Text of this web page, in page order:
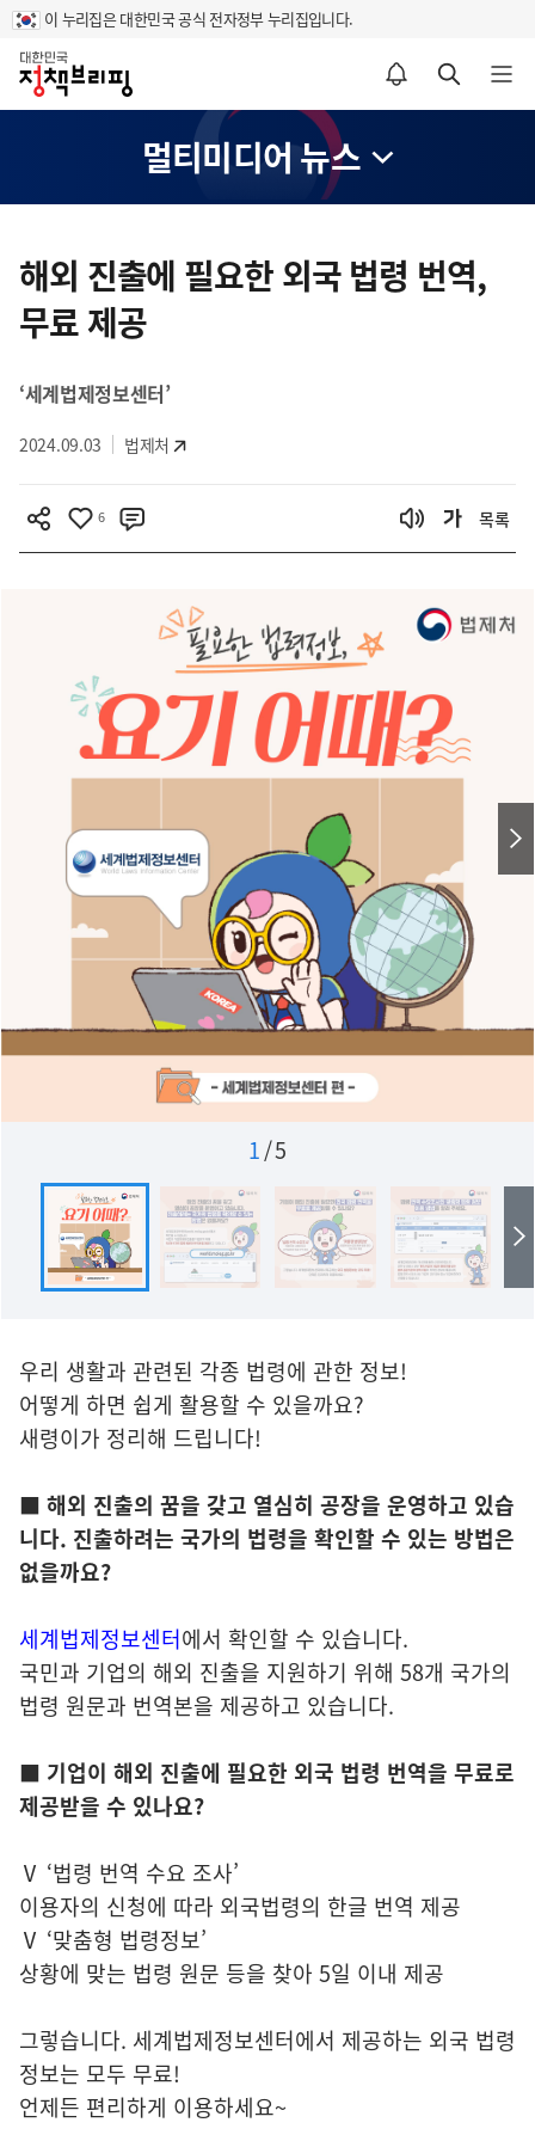
이 누리집은 대한민국 공식 전자정부 누리집입니다.
홈
알림설정 바로가기 검색 바로가기 메뉴 열기
멀티미디어 뉴스
텐
츠
영
해외 진출에 필요한 외국 법령 번역,
무료 제공
‘세계법제정보센터’
2024.09.03 법제처
6 목록
1/5
우리 생활과 관련된 각종 법령에 관한 정보!
어떻게 하면 쉽게 활용할 수 있을까요?
새령이가 정리해 드립니다!
■ 해외 진출의 꿈을 갖고 열심히 공장을 운영하고 있습
니다. 진출하려는 국가의 법령을 확인할 수 있는 방법은
없을까요?
세계법제정보센터에서 확인할 수 있습니다.
국민과 기업의 해외 진출을 지원하기 위해 58개 국가의
법령 원문과 번역본을 제공하고 있습니다.
■ 기업이 해외 진출에 필요한 외국 법령 번역을 무료로
제공받을 수 있나요?
Ⅴ ‘법령 번역 수요 조사’
이용자의 신청에 따라 외국법령의 한글 번역 제공
Ⅴ ‘맞춤형 법령정보’
상황에 맞는 법령 원문 등을 찾아 5일 이내 제공
그렇습니다. 세계법제정보센터에서 제공하는 외국 법령
정보는 모두 무료!
언제든 편리하게 이용하세요~